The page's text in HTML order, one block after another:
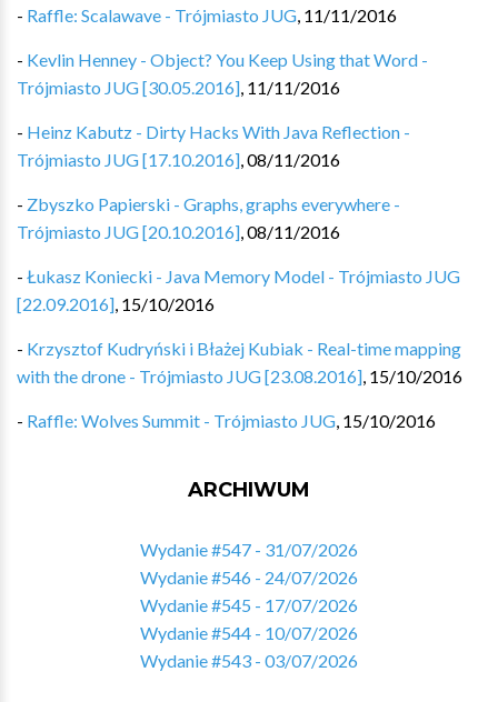
- Raffle: Scalawave - Trójmiasto JUG, 11/11/2016
- Kevlin Henney - Object? You Keep Using that Word -
Trójmiasto JUG [30.05.2016], 11/11/2016
- Heinz Kabutz - Dirty Hacks With Java Reflection -
Trójmiasto JUG [17.10.2016],08/11/2016
- Zbyszko Papierski - Graphs, graphs everywhere -
Trójmiasto JUG [20.10.2016],08/11/2016
- Łukasz Koniecki - Java Memory Model - Trójmiasto JUG
[22.09.2016], 15/10/2016
- Krzysztof Kudryński i Błażej Kubiak - Real-time mapping
with the drone - Trójmiasto JUG [23.08.2016], 15/10/2016
- Raffle: Wolves Summit - Trójmiasto JUG, 15/10/2016
ARCHIWUM
Wydanie #547 - 31/07/2026
Wydanie #546 - 24/07/2026
Wydanie #545 - 17/07/2026
Wydanie #544 - 10/07/2026
Wydanie #543 - 03/07/2026